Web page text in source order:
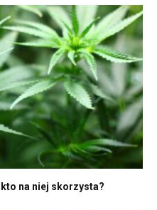
na niej skorzysta?